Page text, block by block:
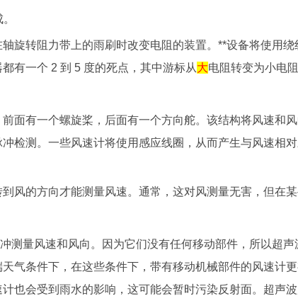
转阻力带上的雨刷时改变电阻的装置。**设备将使用绕
有一个 2 到 5 度的死点，其中游标从大电阻转变为小电
有一个螺旋桨，后面有一个方向舵。该结构将风速和
检测。一些风速计将使用感应线圈，从而产生与风速相
的方向才能测量风速。通常，这对风测量无害，但在某
量风速和风向。因为它们没有任何移动部件，所以超声
气条件下，在这些条件下，带有移动机械部件的风速计
也会受到雨水的影响，这可能会暂时污染反射面。超声